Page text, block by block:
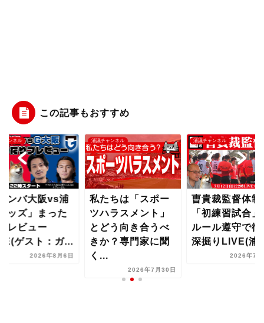
この記事もおすすめ
ャンネル
ちは「スポー
ラスメント」
う向き合うべ
？専門家に聞
浦議チャンネル
曺貴裁監督体制
「初練習試合」を
ルール遵守で徹底
深掘りLIVE(浦研...
浦議チャンネル
「ガンバ大阪
和レッズ」まっ
りプレビュー
LIVE(ゲスト：
2026年8